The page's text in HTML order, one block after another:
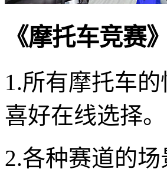
《摩托车竞赛
1.所有摩托车
喜好在线选择。
2.各种赛道的